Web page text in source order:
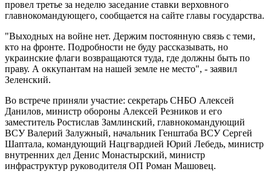
провел третье за ​​неделю заседание ставки верховного
главнокомандующего, сообщается на сайте главы государства.
"Выходных на войне нет. Держим постоянную связь с теми,
кто на фронте. Подробности не буду рассказывать, но
украинские флаги возвращаются туда, где должны быть по
праву. А оккупантам на нашей земле не место", - заявил
Зеленский.
Во встрече приняли участие: секретарь СНБО Алексей
Данилов, министр обороны Алексей Резников и его
заместитель Ростислав Замлинский, главнокомандующий
ВСУ Валерий Залужный, начальник Генштаба ВСУ Сергей
Шаптала, командующий Нацгвардией Юрий Лебедь, министр
внутренних дел Денис Монастырский, министр
инфраструктур руководителя ОП Роман Машовец.